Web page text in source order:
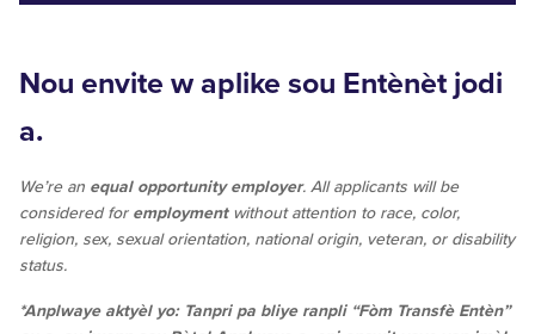
Nou envite w aplike sou Entènèt jodi
a.
We’re an equal opportunity employer. All applicants will be
considered for employmentwithout attention to race, color,
religion, sex, sexual orientation, national origin, veteran, or disability
status.
*Anplwaye aktyèl yo: Tanpri pa bliye ranpli “Fòm Transfè Entèn”